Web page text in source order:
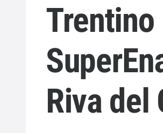
Trentino
Riva del